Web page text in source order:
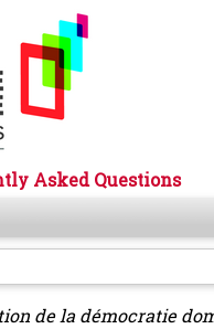
Asked Questions
de la démocratie